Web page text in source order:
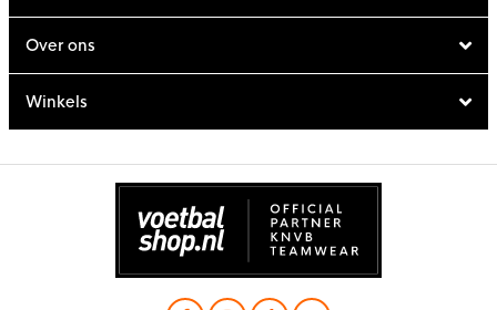
Over ons
Winkels